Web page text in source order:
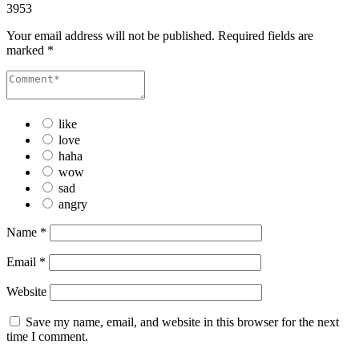
3953
Your email address will not be published. Required fields are
marked *
like
love
haha
wow
sad
angry
Name *
Email *
Website
Save my name, email, and website in this browser for the next
time I comment.